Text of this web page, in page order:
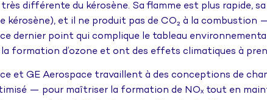
différente du kérosène. Sa flamme est plus rapide,
kérosène), et il ne produit pas de CO₂ à la combustion
ce dernier point qui complique le tableau
formation d’ozone et ont des effets climatiques à
et GE Aerospace travaillent à des conceptions de
— pour maîtriser la formation de NOₓ tout en